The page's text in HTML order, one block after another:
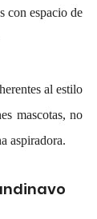
con espacio de
al estilo
mascotas, no
aspiradora.